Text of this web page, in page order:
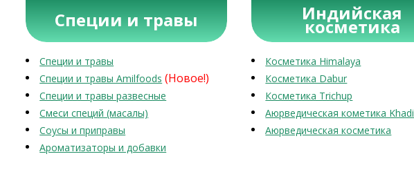
Специи и травы
Специи и травы
Специи и травы Amilfoods (Новое!)
Специи и травы развесные
Смеси специй (масалы)
Соусы и приправы
Ароматизаторы и добавки
Индийская
косметика
Косметика Himalaya
Косметика Dabur
Косметика Trichup
Аюрведическая кометика Khadi
Аюрведическая косметика